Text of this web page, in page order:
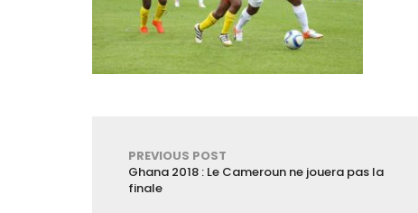
PREVIOUS POST
Ghana 2018 : Le Cameroun ne jouera pas la
finale